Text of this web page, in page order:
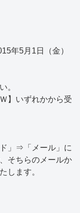
年5月1日（金）
。
】いずれかから受
」⇒「メール」に
そちらのメールか
します。